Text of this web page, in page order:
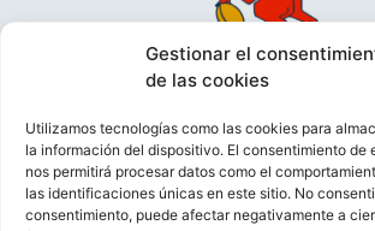
Gestionar el
de las cookies
Utilizamos tecnologías como las cookies para
la información del dispositivo. El consentimiento de
nos permitirá procesar datos como el
las identificaciones únicas en este sitio. No
consentimiento, puede afectar negativamente a